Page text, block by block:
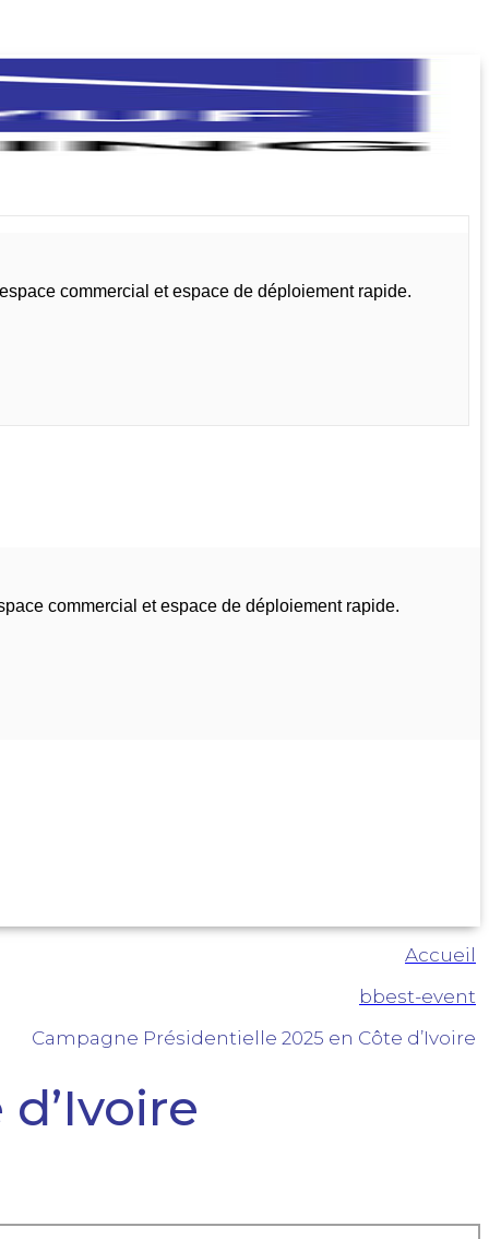
commercial et espace de déploiement rapide.
commercial et espace de déploiement rapide.
Accueil
bbest-event
Campagne Présidentielle 2025 en Côte d’Ivoire